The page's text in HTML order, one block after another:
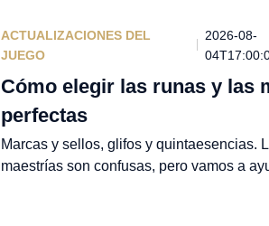
ACTUALIZACIONES DEL
JUEGO
2026-08-
Cómo elegir las runas y las
perfectas
Marcas y sellos, glifos y quintaesencias.
maestrías son confusas, pero vamos a